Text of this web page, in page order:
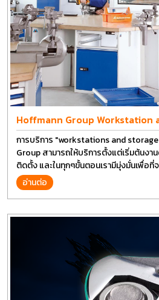
Hoffmann Group Workstation
การบริการ "workstations and
Group สามารถให้บริการตั้งแต่เริ่มต้นงา
ติดตั้ง และในทุกๆขั้นตอนเรามีมุ่งมั่นเพื่อ
การที่งานที่ดีที่สุด บนต้นทุนที่ดีที่สุดเช่นกัน
อ่านต่อ